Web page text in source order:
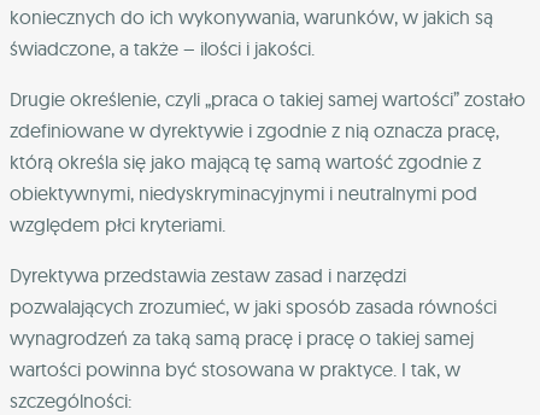
koniecznych do ich wykonywania, warunków, w jakich są
świadczone, a także – ilości i jakości.
Drugie określenie, czyli „praca o takiej samej wartości” zostało
zdefiniowane w dyrektywie i zgodnie z nią oznacza pracę,
którą określa się jako mającą tę samą wartość zgodnie z
obiektywnymi, niedyskryminacyjnymi i neutralnymi pod
względem płci kryteriami.
Dyrektywa przedstawia zestaw zasad i narzędzi
pozwalających zrozumieć, w jaki sposób zasada równości
wynagrodzeń za taką samą pracę i pracę o takiej samej
wartości powinna być stosowana w praktyce. I tak, w
szczególności: